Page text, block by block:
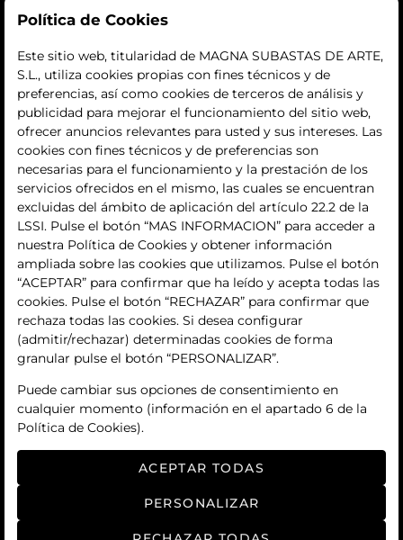
Subastas
subastas
histórico
La empresa
quiénes somos
contacto
Términos y condiciones
condiciones generales de contratación
política de privacidad
aviso legal
política de cookies
ajuste de cookies
Política de Cookies
Este sitio web, titularidad de MAGNA SUBASTAS DE ARTE,
S.L., utiliza cookies propias con fines técnicos y de
preferencias, así como cookies de terceros de análisis y
publicidad para mejorar el funcionamiento del sitio web,
ofrecer anuncios relevantes para usted y sus intereses. Las
cookies con fines técnicos y de preferencias son
necesarias para el funcionamiento y la prestación de los
servicios ofrecidos en el mismo, las cuales se encuentran
excluidas del ámbito de aplicación del artículo 22.2 de la
LSSI. Pulse el botón “MAS INFORMACION” para acceder a
nuestra Política de Cookies y obtener información
ampliada sobre las cookies que utilizamos. Pulse el botón
“ACEPTAR” para confirmar que ha leído y acepta todas las
cookies. Pulse el botón “RECHAZAR” para confirmar que
rechaza todas las cookies. Si desea configurar
(admitir/rechazar) determinadas cookies de forma
granular pulse el botón “PERSONALIZAR”.
Puede cambiar sus opciones de consentimiento en
cualquier momento (información en el apartado 6 de la
Política de Cookies).
ACEPTAR TODAS
PERSONALIZAR